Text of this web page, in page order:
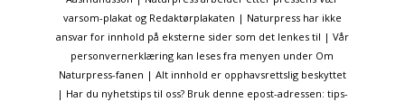
varsom-plakat og Redaktørplakaten | Naturpress har ikke
ansvar for innhold på eksterne sider som det lenkes til | Vår
personvernerklæring kan leses fra menyen under Om
Naturpress-fanen | Alt innhold er opphavsrettslig beskyttet
| Har du nyhetstips til oss? Bruk denne epost-adressen: tips-